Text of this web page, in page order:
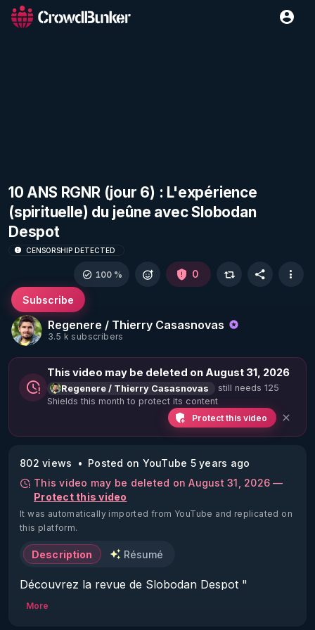
10 ANS RGNR (jour 6) : L'expérience
(spirituelle) du jeûne avec Slobodan
Despot
CENSORSHIP DETECTED
Regenere / Thierry Casasnovas
3.5 k subscribers
Subscribe
100 % 0
This video may be deleted on August 31, 2026
Regenere / Thierry Casasnovas
still needs 125
Shields this month to protect its content
Protect this video
802 views
Posted on YouTube 5 years ago
This video may be deleted on August 31, 2026 —
Protect this video
It was automatically imported from YouTube and replicated on
this platform.
Description Résumé
Découvrez la revue de Slobodan Despot "
antipresse" :
More